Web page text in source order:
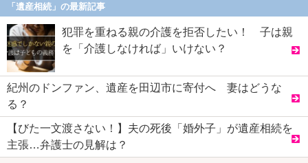
「遺産相続」の最新記事
犯罪を重ねる親の介護を拒否したい！ 子は親
を「介護しなければ」いけない？
紀州のドンファン、遺産を田辺市に寄付へ 妻はどうな
る？
【びた一文渡さない！】夫の死後「婚外子」が遺産相続を
主張…弁護士の見解は？